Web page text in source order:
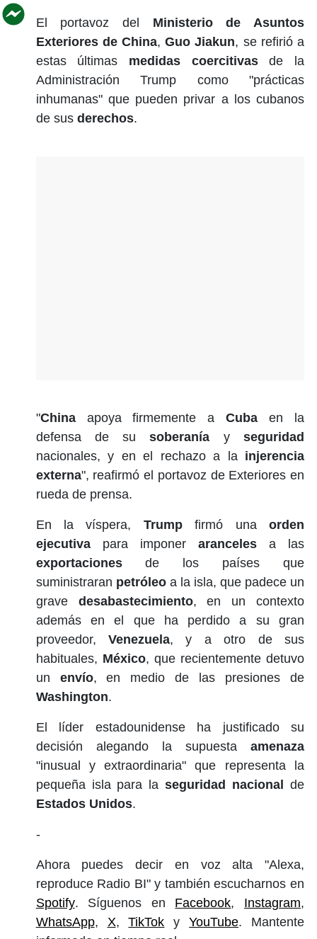
El portavoz del Ministerio de Asuntos
Exteriores de China,Guo Jiakun, se refirió a
estas últimas medidas coercitivasde la
Administración Trump como "prácticas
inhumanas" que pueden privar a los cubanos
de sus derechos.
"Chinaapoya firmemente aCuba en la
defensa de susoberanía y seguridad
nacionales, y en el rechazo a la injerencia
externa", reafirmó el portavoz de Exteriores en
rueda de prensa.
En la víspera, Trumpfirmó una orden
ejecutivapara imponer arancelesa las
exportacionesde los países que
suministraran petróleoa la isla, que padece un
grave desabastecimiento, en un contexto
además en el que ha perdido a su gran
proveedor,Venezuela, y a otro de sus
habituales, México, que recientemente detuvo
un envío, en medio de las presiones de
Washington.
El líder estadounidense ha justificado su
decisión alegando la supuesta amenaza
"inusual y extraordinaria" que representa la
pequeña isla para laseguridad nacional de
Estados Unidos.
-
Ahora puedes decir en voz alta "Alexa,
reproduce Radio BI" y también escucharnos en
Spotify. Síguenos en Facebook, Instagram,
WhatsApp, X,TikTok yYouTube. Mantente